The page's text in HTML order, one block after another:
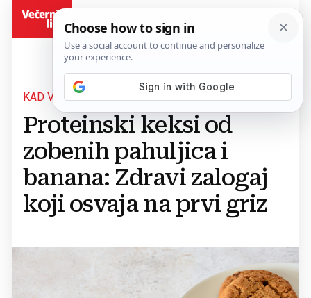
KAD VAM SE JEDE NEŠTO SLATKO, A ZDRAVO
Proteinski keksi od
zobenih pahuljica i
banana: Zdravi zalogaj
koji osvaja na prvi griz